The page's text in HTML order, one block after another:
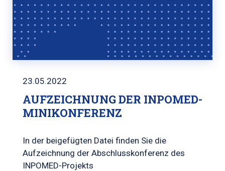
23.05.2022
AUFZEICHNUNG DER INPOMED-
MINIKONFERENZ
In der beigefügten Datei finden Sie die
Aufzeichnung der Abschlusskonferenz des
INPOMED-Projekts